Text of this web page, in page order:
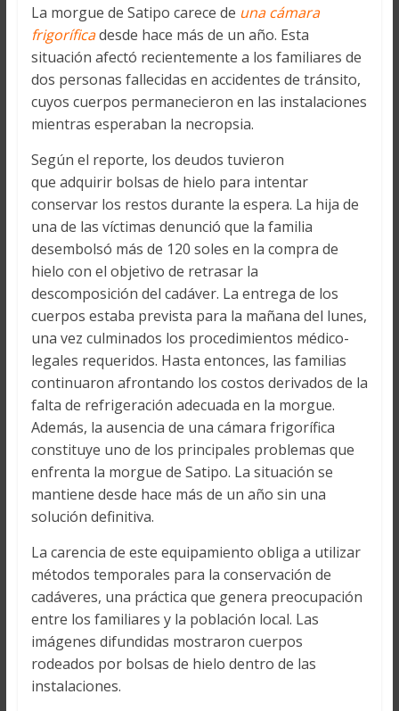
La morgue de Satipo carece de una cámara
frigoríficadesde hace más de un año. Esta
situación afectó recientemente a los familiares de
dos personas fallecidas en accidentes de tránsito,
cuyos cuerpos permanecieron en las instalaciones
mientras esperaban la necropsia.
Según el reporte, los deudos tuvieron
que adquirir bolsas de hielo para intentar
conservar los restos durante la espera. La hija de
una de las víctimas denunció que la familia
desembolsó más de 120 soles en la compra de
hielo con el objetivo de retrasar la
descomposición del cadáver. La entrega de los
cuerpos estaba prevista para la mañana del lunes,
una vez culminados los procedimientos médico-
legales requeridos. Hasta entonces, las familias
continuaron afrontando los costos derivados de la
falta de refrigeración adecuada en la morgue.
Además, la ausencia de una cámara frigorífica
constituye uno de los principales problemas que
enfrenta la morgue de Satipo. La situación se
mantiene desde hace más de un año sin una
solución definitiva.
La carencia de este equipamiento obliga a utilizar
métodos temporales para la conservación de
cadáveres, una práctica que genera preocupación
entre los familiares y la población local. Las
imágenes difundidas mostraron cuerpos
rodeados por bolsas de hielo dentro de las
instalaciones.